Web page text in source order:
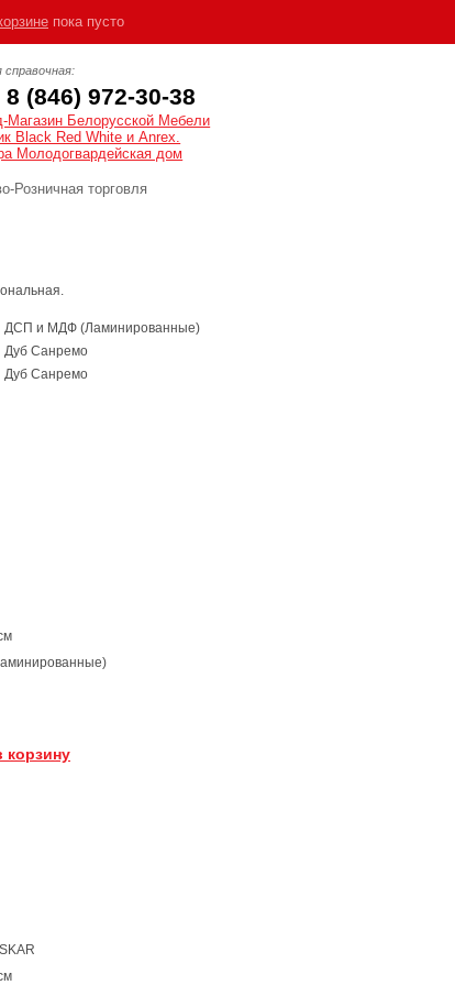
пока пусто
справочная:
8 (846) 972-30-38
Магазин Белорусской Мебели
Black Red White и Anrex.
Молодогвардейская дом
Розничная торговля
ДСП и МДФ (Ламинированные)
Дуб Санремо
Дуб Санремо
корзину